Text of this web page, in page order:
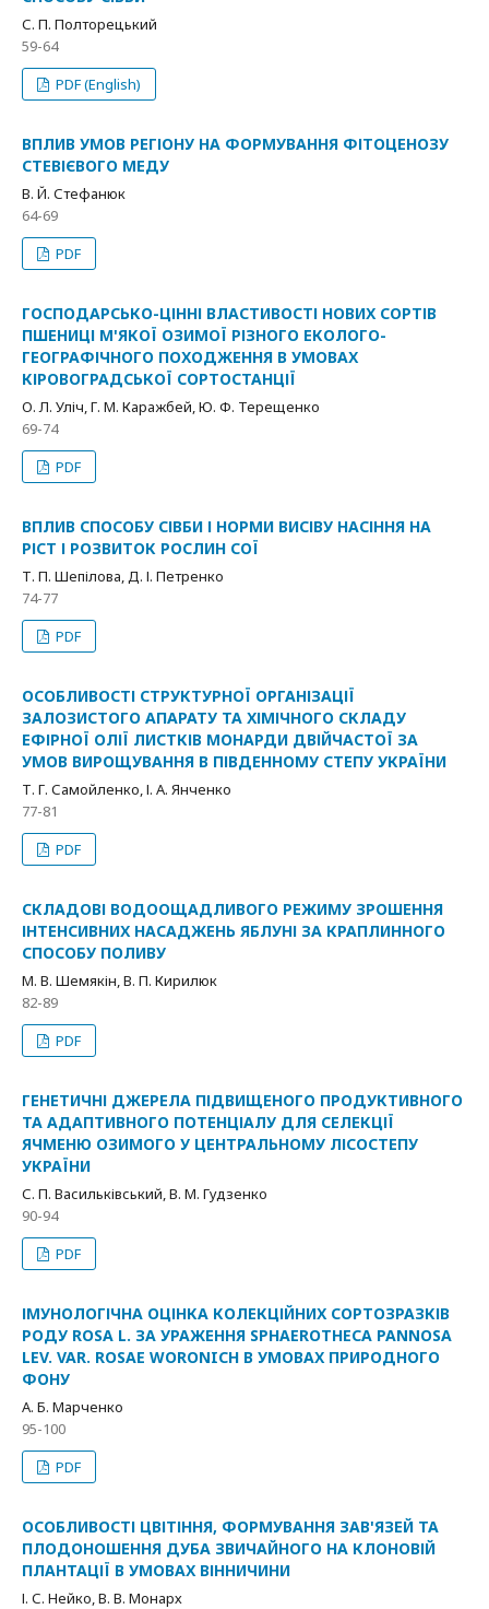
С. П. Полторецький
59-64
PDF (English)
ВПЛИВ УМОВ РЕГІОНУ НА ФОРМУВАННЯ ФІТОЦЕНОЗУ
СТЕВІЄВОГО МЕДУ
В. Й. Стефанюк
64-69
PDF
ГОСПОДАРСЬКО-ЦІННІ ВЛАСТИВОСТІ НОВИХ СОРТІВ
ПШЕНИЦІ М'ЯКОЇ ОЗИМОЇ РІЗНОГО ЕКОЛОГО-
ГЕОГРАФІЧНОГО ПОХОДЖЕННЯ В УМОВАХ
КІРОВОГРАДСЬКОЇ СОРТОСТАНЦІЇ
О. Л. Уліч, Г. М. Каражбей, Ю. Ф. Терещенко
69-74
PDF
ВПЛИВ СПОСОБУ СІВБИ І НОРМИ ВИСІВУ НАСІННЯ НА
РІСТ І РОЗВИТОК РОСЛИН СОЇ
Т. П. Шепілова, Д. І. Петренко
74-77
PDF
ОСОБЛИВОСТІ СТРУКТУРНОЇ ОРГАНІЗАЦІЇ
ЗАЛОЗИСТОГО АПАРАТУ ТА ХІМІЧНОГО СКЛАДУ
ЕФІРНОЇ ОЛІЇ ЛИСТКІВ МОНАРДИ ДВІЙЧАСТОЇ ЗА
УМОВ ВИРОЩУВАННЯ В ПІВДЕННОМУ СТЕПУ УКРАЇНИ
Т. Г. Самойленко, І. А. Янченко
77-81
PDF
СКЛАДОВІ ВОДООЩАДЛИВОГО РЕЖИМУ ЗРОШЕННЯ
ІНТЕНСИВНИХ НАСАДЖЕНЬ ЯБЛУНІ ЗА КРАПЛИННОГО
СПОСОБУ ПОЛИВУ
М. В. Шемякін, В. П. Кирилюк
82-89
PDF
ГЕНЕТИЧНІ ДЖЕРЕЛА ПІДВИЩЕНОГО ПРОДУКТИВНОГО
ТА АДАПТИВНОГО ПОТЕНЦІАЛУ ДЛЯ СЕЛЕКЦІЇ
ЯЧМЕНЮ ОЗИМОГО У ЦЕНТРАЛЬНОМУ ЛІСОСТЕПУ
УКРАЇНИ
С. П. Васильківський, В. М. Гудзенко
90-94
PDF
ІМУНОЛОГІЧНА ОЦІНКА КОЛЕКЦІЙНИХ СОРТОЗРАЗКІВ
РОДУ ROSA L. ЗА УРАЖЕННЯ SPHAEROTHECA PANNOSA
LEV. VAR. ROSAE WORONICH В УМОВАХ ПРИРОДНОГО
ФОНУ
А. Б. Марченко
95-100
PDF
ОСОБЛИВОСТІ ЦВІТІННЯ, ФОРМУВАННЯ ЗАВ'ЯЗЕЙ ТА
ПЛОДОНОШЕННЯ ДУБА ЗВИЧАЙНОГО НА КЛОНОВІЙ
ПЛАНТАЦІЇ В УМОВАХ ВІННИЧИНИ
І. С. Нейко, В. В. Монарх